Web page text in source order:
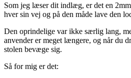
Som jeg læser dit indlæg, er det en
hver sin vej og på den måde lave den
Den oprindelige var ikke særlig lang,
anvender er meget længere, og når du
stolen bevæge sig.
Så for mig er det: